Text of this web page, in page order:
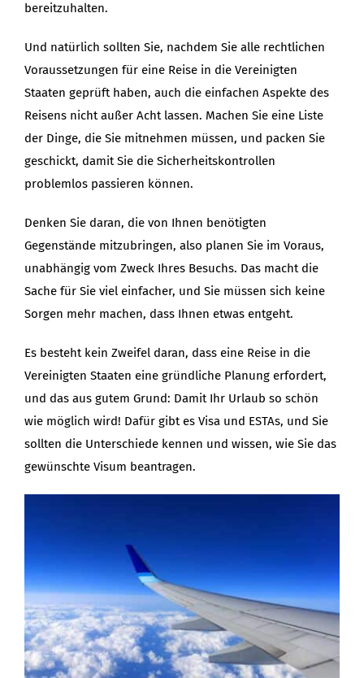
bereitzuhalten.
Und natürlich sollten Sie, nachdem Sie alle rechtlichen
Voraussetzungen für eine Reise in die Vereinigten
Staaten geprüft haben, auch die einfachen Aspekte des
Reisens nicht außer Acht lassen. Machen Sie eine Liste
der Dinge, die Sie mitnehmen müssen, und packen Sie
geschickt, damit Sie die Sicherheitskontrollen
problemlos passieren können.
Denken Sie daran, die von Ihnen benötigten
Gegenstände mitzubringen, also planen Sie im Voraus,
unabhängig vom Zweck Ihres Besuchs. Das macht die
Sache für Sie viel einfacher, und Sie müssen sich keine
Sorgen mehr machen, dass Ihnen etwas entgeht.
Es besteht kein Zweifel daran, dass eine Reise in die
Vereinigten Staaten eine gründliche Planung erfordert,
und das aus gutem Grund: Damit Ihr Urlaub so schön
wie möglich wird! Dafür gibt es Visa und ESTAs, und Sie
sollten die Unterschiede kennen und wissen, wie Sie das
gewünschte Visum beantragen.